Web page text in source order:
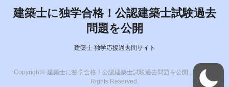
建築士に独学合格！公認建築士試験過去
問題を公開
建築士 独学応援過去問サイト
Copyright© 建築士に独学合格！公認建築士試験過去問題を公開 , 2026 All
Rights Reserved.